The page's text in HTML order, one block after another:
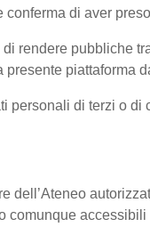
di aver
rendere pubbliche
di terzi o
dell’Ateneo
comunque